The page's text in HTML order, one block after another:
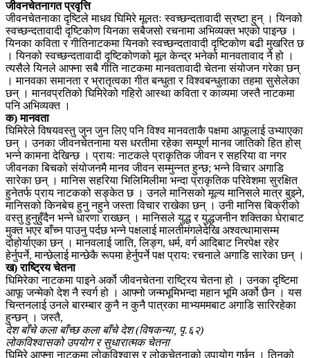
जीवनचेतनागत प्रवृत्ति
जीवनचेतनाका दृष्टिले माधव घिमिरे मूलतः स्वच्छन्दतावादी स्रष्टा हुन् । यिनको
स्वच्छन्दतावादी दृष्टिकोण यिनका सबैजसो रचनामा अभिव्यक्त भएको पाइन्छ ।
यिनका कविता र गीतिनाटकमा यिनको स्वच्छन्दतावादी दृष्टिकोण बढी मुखरित छ
। यिनको स्वच्छन्दतावादी दृष्टिकोणको मूल केन्द्र भनेको मानवतावाद नै हो ।
त्यसैले यिनले आफ्ना सबै गीति नाटकमा मानवतावादी चेतना संयोजन गरेका छन्
। मानवका समानता र भ्रातृत्वका गीत बन्धुता र विश्वबन्धुताका तहमा सुसेलेका
छन् । मानवप्रतिको घिमिरेको गहिरो आस्था कविता र काव्यमा जस्तै नाटकमा
पनि अभिव्यक्त ।
क) मानवता
घिमिरेले विषयवस्तु जुन जुन लिए पनि विश्व मानवताकै पक्षमा आफूलाई उभ्याएका
छन् । उनका जीवनचेतनामा यस धरतीमा रहेका सम्पूर्ण मानव जातिको हित होस्
भन्ने कामना देखिन्छ । प्रायः नाटकले प्राकृतिक जीवन र सहरिया वा नगर
जीवनका बिचको संयोजनमै मानव जीवन सम्मुन्नत हुन्छ; भन्ने विचार अगाडि
सारेका छन् । मानिस सहरिया भिलिमिलीमा भन्दा प्राकृतिक परिवेशमा सुरक्षित
हुनेतर्फ प्राय नाटकको सङ्केत छ । उनले मानिसको मूल्य मानिसले मात्र बुझ्ने,
मानिसको किनबेच हुनु नहुने जस्ता विचार राखेका छन् । उनी मानिस बिक्रीको
वस्तु हुनुहुँदैन भन्ने धारणा राख्छन् । मानिसले युद्ध र युद्धजनीन शक्तिका घेराबाट
मुक्त भएर बाँच्न पाउनु पर्दछ भन्ने पक्षलाई मालतीमंगलेदेखि अश्वत्थामासम्म
दोहोर्याएका छन् । मानवलाई जाति, लिङ्ग, धर्म, वर्ग आदिबाट निरपेक्ष रहेर
हेर्नुपर्ने, मान्छेलाई मान्छेकै रूपमा हेर्नुपर्ने पक्ष प्राय: रचनाले अगाडि सारेका छन् ।
ख) राष्ट्रिय चेतना
घिमिरेका नाटकमा पाइने अर्को जीवनचेतना राष्ट्रिय चेतना हो । उनका दृष्टिमा
आफू जन्मेको देश नै स्वर्ग हो । आफ्नो जन्मभूमिभन्दा महान भूमि अर्को छैन । यस
चिन्तनलाई उनले बारम्बार कुनै न कुनै पात्रका माभ्यममबाट अगाडि सारिरहेका
हुन्छन् । जस्तै,
देश बाँचे कला बाँच्छ कला बाँचे देश (विषकन्या, पृ.६२)
लोकविश्वासको उपयोग र सुधारात्मक चेतना
घिमिरे आफ्ना नाटकमा लोकविश्वास र लोकचेतनाको उपायोग गर्छन् । तिनको